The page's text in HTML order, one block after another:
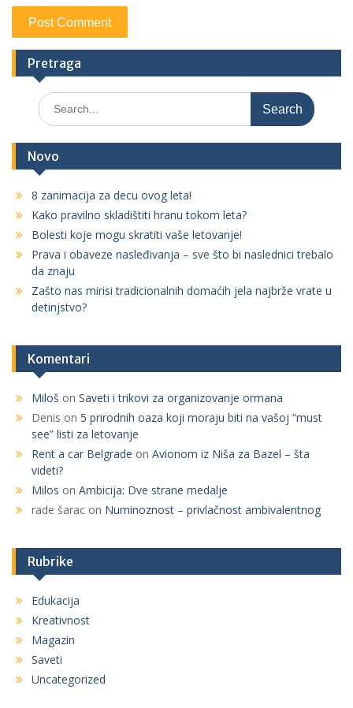
Pretraga
S
e
f
o
r
:
Novo
8 zanimacija za decu ovog leta!
Kako pravilno skladištiti hranu tokom leta?
Bolesti koje mogu skratiti vaše letovanje!
Prava i obaveze nasleđivanja – sve što bi naslednici trebalo
da znaju
Zašto nas mirisi tradicionalnih domaćih jela najbrže vrate u
detinjstvo?
Komentari
Miloš on Saveti i trikovi za organizovanje ormana
Denis on 5 prirodnih oaza koji moraju biti na vašoj “must
see” listi za letovanje
Rent a car Belgrade on Avionom iz Niša za Bazel – šta
videti?
Milos on Ambicija: Dve strane medalje
rade šarac on Numinoznost – privlačnost ambivalentnog
Rubrike
Edukacija
Kreativnost
Magazin
Saveti
Uncategorized